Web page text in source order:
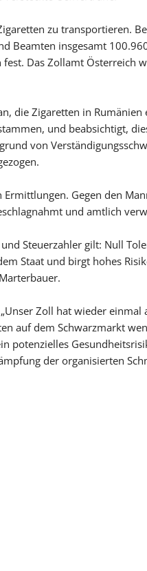
zu transportieren.
Beamten insgesamt
Das Zollamt Österreich
die Zigaretten in
und beabsichtigt,
von
Gegen den
und amtlich
Steuerzahler gilt: Null
Staat und birgt hohes
Zoll hat wieder einmal
auf dem Schwarzmarkt
potenzielles
der organisierten